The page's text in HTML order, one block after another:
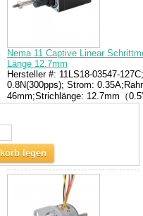
Nema 11 Captive Linear
Länge 12.7mm
Hersteller #: 11LS18-03547-
0.8N(300pps); Strom:
46mm;Strichlänge: 12.7mm（
legen